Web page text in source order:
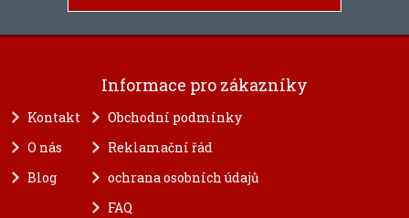
Informace pro zákazníky
Kontakt
O nás
Blog
Obchodní podmínky
Reklamační řád
ochrana osobních údajů
FAQ